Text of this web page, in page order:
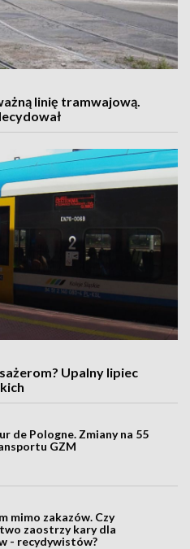
linię tramwajową.
Upalny lipiec
de Pologne. Zmiany na 55
GZM
mimo zakazów. Czy
zaostrzy kary dla
- recydywistów?